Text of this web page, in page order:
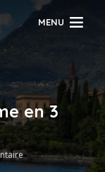
MENU
en 3